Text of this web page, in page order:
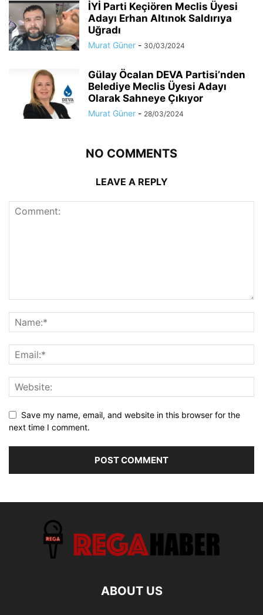
İYİ Parti Keçiören Meclis Üyesi
Adayı Erhan Altınok Saldırıya
Uğradı
Murat Güner - 30/03/2024
Gülay Öcalan DEVA Partisi’nden
Belediye Meclis Üyesi Adayı
Olarak Sahneye Çıkıyor
Murat Güner - 28/03/2024
NO COMMENTS
LEAVE A REPLY
Save my name, email, and website in this browser for the
next time I comment.
ABOUT US